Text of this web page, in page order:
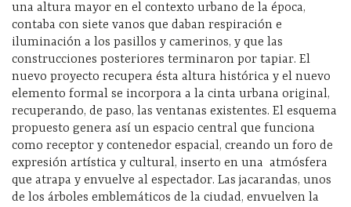
una altura mayor en el contexto urbano de la época,
contaba con siete vanos que daban respiración e
iluminación a los pasillos y camerinos, y que las
construcciones posteriores terminaron por tapiar. El
nuevo proyecto recupera ésta altura histórica y el nuevo
elemento formal se incorpora a la cinta urbana original,
recuperando, de paso, las ventanas existentes. El esquema
propuesto genera así un espacio central que funciona
como receptor y contenedor espacial, creando un foro de
expresión artística y cultural, inserto en una atmósfera
que atrapa y envuelve al espectador. Las jacarandas, unos
de los árboles emblemáticos de la ciudad, envuelven la